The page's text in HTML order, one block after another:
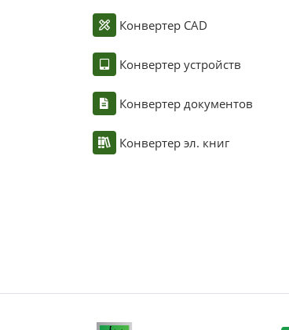
Конвертер CAD
Конвертер устройств
Конвертер документов
Конвертер эл. книг